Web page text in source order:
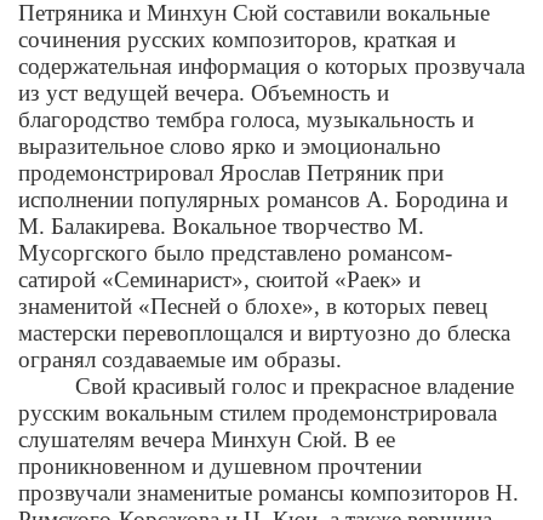
Петряника и Минхун Сюй составили вокальные
сочинения русских композиторов, краткая и
содержательная информация о которых прозвучала
из уст ведущей вечера. Объемность и
благородство тембра голоса, музыкальность и
выразительное слово ярко и эмоционально
продемонстрировал Ярослав Петряник при
исполнении популярных романсов А. Бородина и
М. Балакирева. Вокальное творчество М.
Мусоргского было представлено романсом-
сатирой «Семинарист», сюитой «Раек» и
знаменитой «Песней о блохе», в которых певец
мастерски перевоплощался и виртуозно до блеска
огранял создаваемые им образы.
Свой красивый голос и прекрасное владение
русским вокальным стилем продемонстрировала
слушателям вечера Минхун Сюй. В ее
проникновенном и душевном прочтении
прозвучали знаменитые романсы композиторов Н.